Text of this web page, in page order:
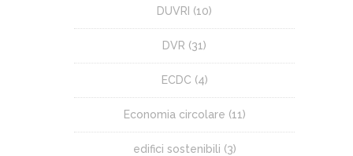
DUVRI (10)
DVR (31)
ECDC (4)
Economia circolare (11)
edifici sostenibili (3)